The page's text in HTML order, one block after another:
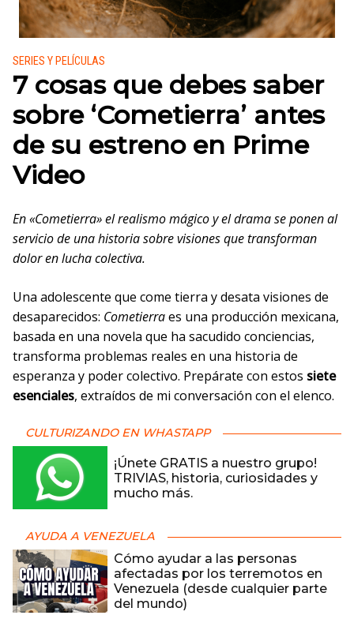
Publicado en:
SERIES Y PELÍCULAS
7 cosas que debes saber
sobre ‘Cometierra’ antes
de su estreno en Prime
Video
En «Cometierra» el realismo mágico y el drama se ponen al
servicio de una historia sobre visiones que transforman
dolor en lucha colectiva.
Una adolescente que come tierra y desata visiones de
desaparecidos: Cometierraes una producción mexicana,
basada en una novela que ha sacudido conciencias,
transforma problemas reales en una historia de
esperanza y poder colectivo. Prepárate con estos siete
esenciales, extraídos de mi conversación con el elenco.
CULTURIZANDO EN WHASTAPP
¡Únete GRATIS a nuestro grupo!
TRIVIAS, historia, curiosidades y
mucho más.
AYUDA A VENEZUELA
Cómo ayudar a las personas
afectadas por los terremotos en
Venezuela (desde cualquier parte
del mundo)